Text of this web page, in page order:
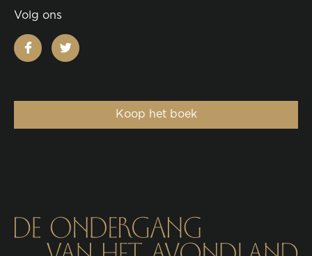
Volg ons
facebooktwitter
Koop het boek